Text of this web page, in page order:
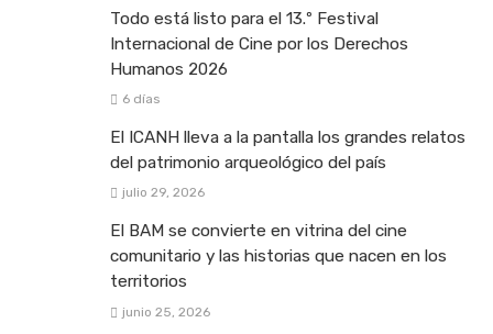
Todo está listo para el 13.º Festival
Internacional de Cine por los Derechos
Humanos 2026
6 días
El ICANH lleva a la pantalla los grandes relatos
del patrimonio arqueológico del país
julio 29, 2026
El BAM se convierte en vitrina del cine
comunitario y las historias que nacen en los
territorios
junio 25, 2026